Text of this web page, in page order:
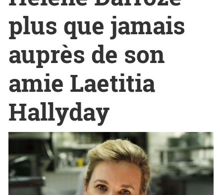
plus que jamais
auprès de son
amie Laetitia
Hallyday